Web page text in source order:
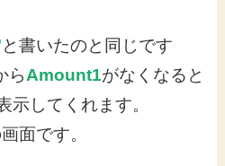
と書いたのと同じです
らAmount1がなくなると
示してくれます。
面です。